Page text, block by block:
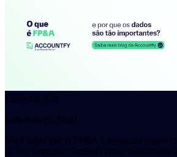
LinkedIn Ads
Leia mais no blog!
Você sabia que o FP&A é essencial para o
da sua empresa? Entenda como